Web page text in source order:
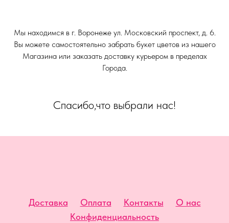
Мы находимся в г. Воронеже ул. Московский проспект, д. 6.
Вы можете самостоятельно забрать букет цветов из нашего
Магазина или заказать доставку курьером в пределах
Города.
Спасибо,что выбрали нас!
Доставка Оплата Контакты
О нас
Конфиденциальность